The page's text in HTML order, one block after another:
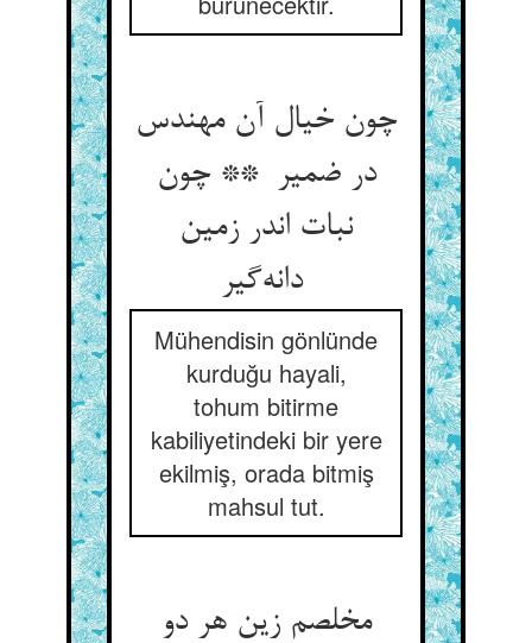
چون خیال آن مهندس
در ضمیر ** چون
نبات اندر زمین
دانه‌گیر
Mühendisin gönlünde
kurduğu hayali,
tohum bitirme
kabiliyetindeki bir yere
ekilmiş, orada bitmiş
mahsul tut.
مخلصم زین هر دو